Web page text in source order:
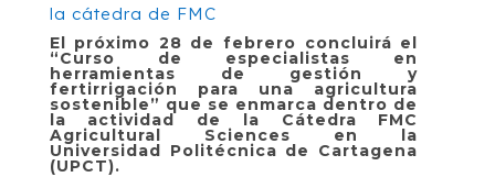
El próximo 28 de febrero concluirá el
“Curso de especialistas en
herramientas de gestión y
fertirrigación para una agricultura
sostenible” que se enmarca dentro de
la actividad de la Cátedra FMC
Agricultural Sciences en la
Universidad Politécnica de Cartagena
(UPCT).